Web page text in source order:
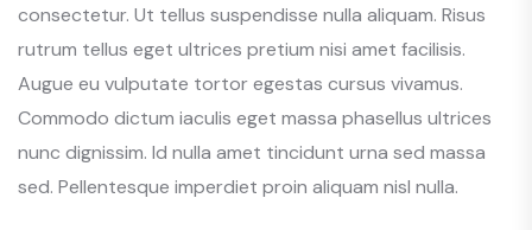
consectetur. Ut tellus suspendisse nulla aliquam. Risus
rutrum tellus eget ultrices pretium nisi amet facilisis.
Augue eu vulputate tortor egestas cursus vivamus.
Commodo dictum iaculis eget massa phasellus ultrices
nunc dignissim. Id nulla amet tincidunt urna sed massa
sed. Pellentesque imperdiet proin aliquam nisl nulla.